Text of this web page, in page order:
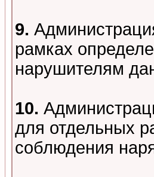
9.
рамках
нарушителям
10.
для отдельных
соблюдения